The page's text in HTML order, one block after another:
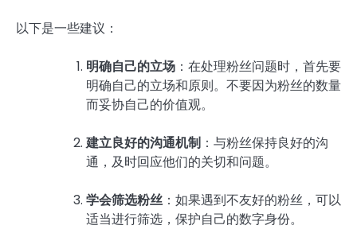
以下是一些建议：
明确自己的立场 ：在处理粉丝问题时，首先要
明确自己的立场和原则。不要因为粉丝的数量
而妥协自己的价值观。
建立良好的沟通机制 ：与粉丝保持良好的沟
通，及时回应他们的关切和问题。
学会筛选粉丝 ：如果遇到不友好的粉丝，可以
适当进行筛选，保护自己的数字身份。